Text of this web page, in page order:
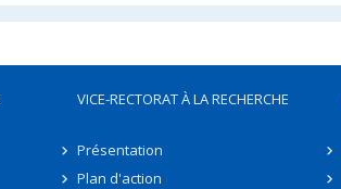
VICE-RECTORAT À LA RECHERCHE
Présentation
Plan d'action